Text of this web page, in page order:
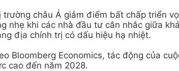
trường châu Á giảm điểm bất chấp triển
nhẹ khi các nhà đầu tư cân nhắc giữa
địa chính trị có dấu hiệu hạ nhiệt.
Bloomberg Economics, tác động của
cao đến năm 2028.